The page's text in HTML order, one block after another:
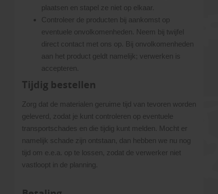
plaatsen en stapel ze niet op elkaar.
Controleer de producten bij aankomst op
eventuele onvolkomenheden. Neem bij twijfel
direct contact met ons op. Bij onvolkomenheden
aan het product geldt namelijk; verwerken is
accepteren.
Tijdig bestellen
Zorg dat de materialen geruime tijd van tevoren worden
geleverd, zodat je kunt controleren op eventuele
transportschades en die tijdig kunt melden. Mocht er
namelijk schade zijn ontstaan, dan hebben we nu nog
tijd om e.e.a. op te lossen, zodat de verwerker niet
vastloopt in de planning.